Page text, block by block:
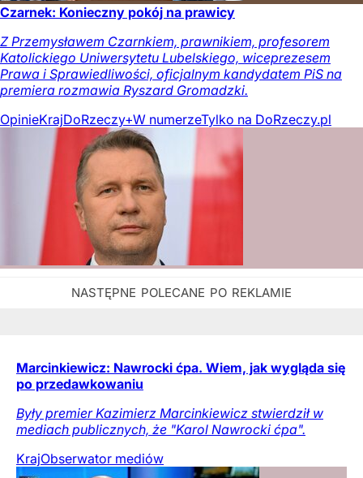
Czarnek: Konieczny pokój na prawicy
Z Przemysławem Czarnkiem, prawnikiem, profesorem
Katolickiego Uniwersytetu Lubelskiego, wiceprezesem
Prawa i Sprawiedliwości, oficjalnym kandydatem PiS na
premiera rozmawia Ryszard Gromadzki.
OpinieKrajDoRzeczy+W numerzeTylko na DoRzeczy.pl
Marcinkiewicz: Nawrocki ćpa. Wiem, jak wygląda się
po przedawkowaniu
Były premier Kazimierz Marcinkiewicz stwierdził w
mediach publicznych, że "Karol Nawrocki ćpa".
KrajObserwator mediów